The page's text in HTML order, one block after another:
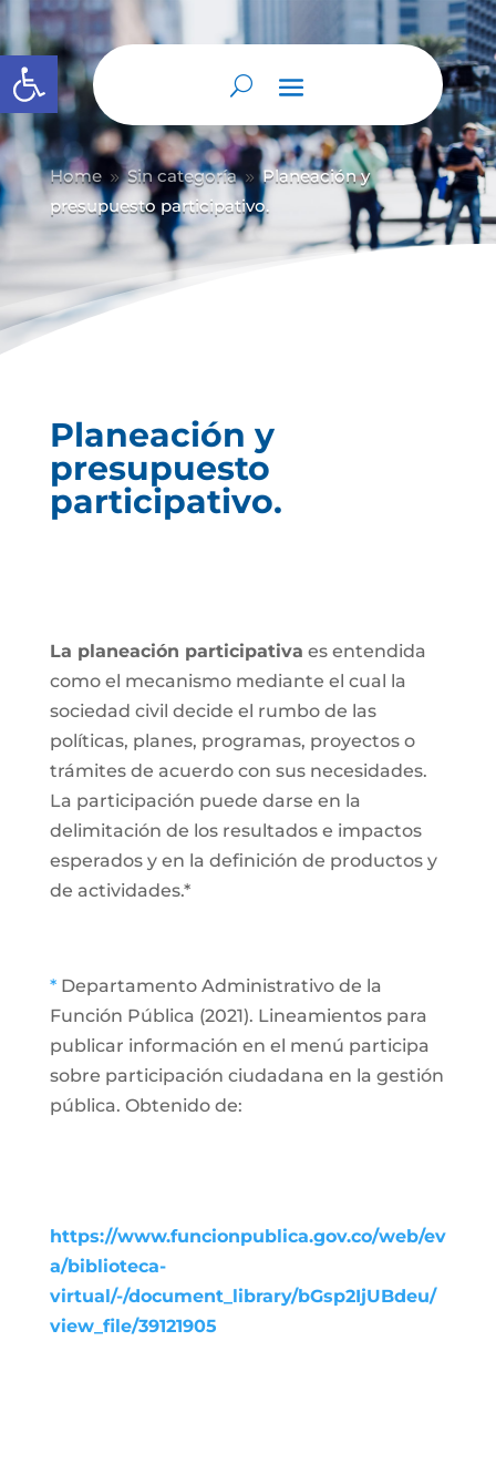
Abrir barra de herramientas
Home 9 Sin categoría 9 Planeación y
presupuesto participativo.
Planeación y
presupuesto
participativo.
La planeación participativa es entendida
como el mecanismo mediante el cual la
sociedad civil decide el rumbo de las
políticas, planes, programas, proyectos o
trámites de acuerdo con sus necesidades.
La participación puede darse en la
delimitación de los resultados e impactos
esperados y en la definición de productos y
de actividades.*
* Departamento Administrativo de la
Función Pública (2021). Lineamientos para
publicar información en el menú participa
sobre participación ciudadana en la gestión
pública. Obtenido de:
https://www.funcionpublica.gov.co/web/ev
a/biblioteca-
virtual/-/document_library/bGsp2IjUBdeu/
view_file/39121905